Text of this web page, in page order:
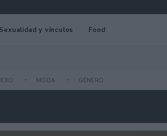
Sexualidad y vínculos Food
MODA GÉNERO